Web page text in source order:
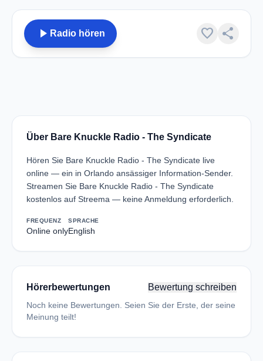
play_arrow Radio hören favorite share
Über Bare Knuckle Radio - The Syndicate
Hören Sie Bare Knuckle Radio - The Syndicate live
online — ein in Orlando ansässiger Information-Sender.
Streamen Sie Bare Knuckle Radio - The Syndicate
kostenlos auf Streema — keine Anmeldung erforderlich.
FREQUENZ
Online only
SPRACHE
English
Hörerbewertungen Bewertung schreiben
Noch keine Bewertungen. Seien Sie der Erste, der seine
Meinung teilt!